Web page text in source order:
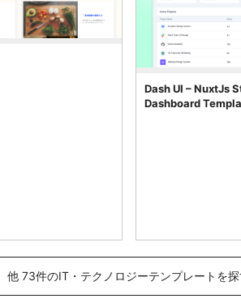
Dash UI – NuxtJs
Dashboard
他 73件のIT・テクノロジーテンプレートを探